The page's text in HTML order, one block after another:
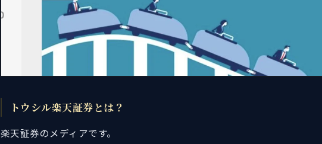
トウシル楽天証券とは？
楽天証券のメディアです。